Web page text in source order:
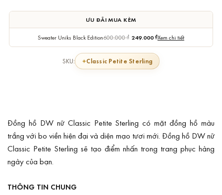
ƯU ĐÃI MUA KÈM
Sweater Uniks Black Edition600.000₫ 249.000 ₫Xem chi tiết
SKU: Classic Petite Sterling
Đồng hồ DW nữ Classic Petite Sterling có mặt đồng hồ màu
trắng với bo viền hiện đại và diện mạo tươi mới. Đồng hồ DW nữ
Classic Petite Sterling sẽ tạo điểm nhấn trong trang phục hàng
ngày của bạn.
THÔNG TIN CHUNG